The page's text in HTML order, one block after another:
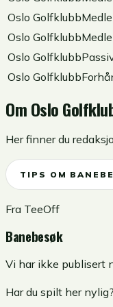
Oslo Golfklubb
Oslo Golfklubb
Oslo Golfklubb
Oslo Golfklubb
OmOslo
Her finner du
TIPS OM
Fra TeeOff
Banebesøk
Vi har ikke publisert
Har du spilt her